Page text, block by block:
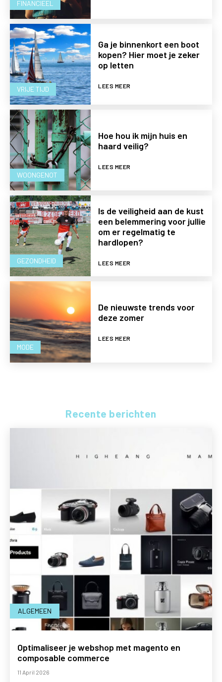
FINANCIEEL
VRIJE TIJD
Ga je binnenkort een boot
kopen? Hier moet je zeker
op letten
LEES MEER
WOONGENOT
Hoe hou ik mijn huis en
haard veilig?
LEES MEER
GEZONDHEID
Is de veiligheid aan de kust
een belemmering voor jullie
om er regelmatig te
hardlopen?
LEES MEER
MODE
De nieuwste trends voor
deze zomer
LEES MEER
Recente berichten
ALGEMEEN
Optimaliseer je webshop met magento en
composable commerce
11 April 2026